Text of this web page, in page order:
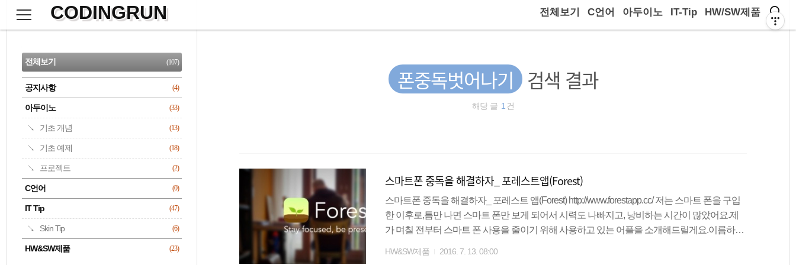
으
CODINGRUN 전체보기 C언어 아두이노 IT-Tip HW/SW제품
폰중독벗어나기 검색 결과
해당 글 1 건
스마트폰 중독을 해결하자_ 포레스트앱(Forest)
스마트폰 중독을 해결하자_ 포레스트 앱(Forest) http://www.forestapp.cc/ 저는 스마트 폰을 구입
한 이후로,틈만 나면 스마트 폰만 보게 되어서 시력도 나빠지고, 낭비하는 시간이 많았어요.제
가 며칠 전부터 스마트 폰 사용을 줄이기 위해 사용하고 있는 어플을 소개해드릴게요.이름하여
HW&SW제품 2016. 7. 13. 08:00
CATEGORY
전체보기 (107)
공지사항 (4)
아두이노 (33)
기초 개념 (13)
기초 예제 (18)
프로젝트 (2)
C언어 (0)
IT Tip (47)
Skin Tip (6)
HW&SW제품 (23)
검